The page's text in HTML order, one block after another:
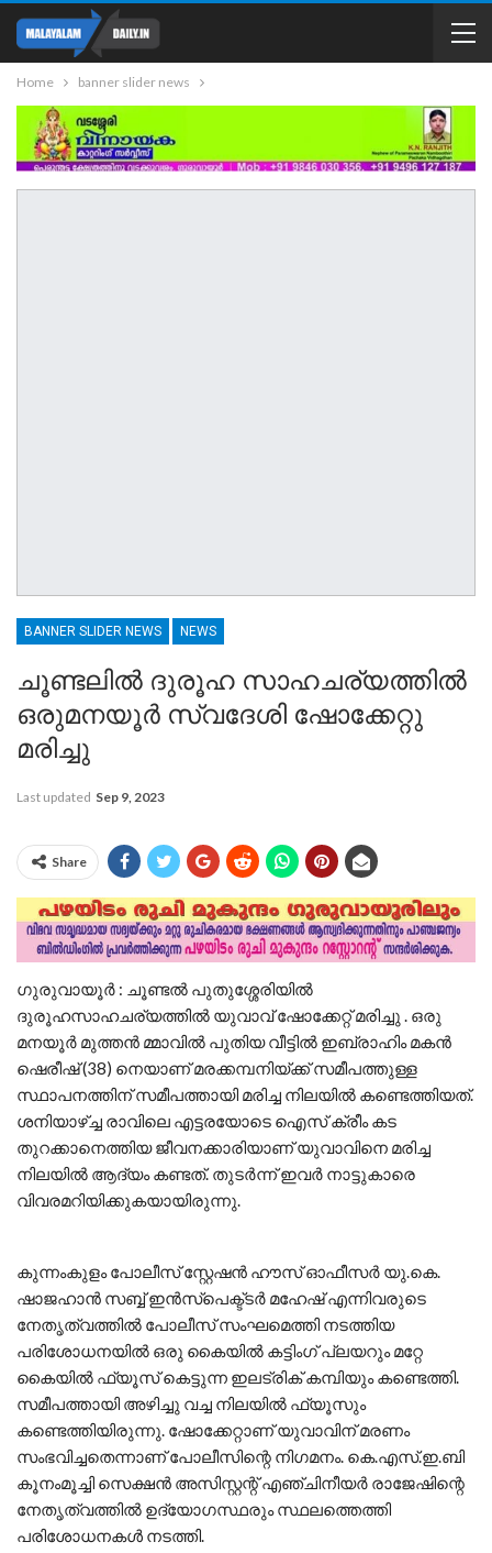
Home banner slider news
BANNER SLIDER NEWS NEWS
ചൂണ്ടലിൽ ദുരൂഹ സാഹചര്യത്തിൽ
ഒരുമനയൂർ സ്വദേശി ഷോക്കേറ്റു
മരിച്ചു
Last updated Sep 9, 2023
Share
ഗുരുവായൂര്‍ : ചൂണ്ടല്‍ പുതുശ്ശേരിയില്‍
ദുരൂഹസാഹചര്യത്തില്‍ യുവാവ് ഷോക്കേറ്റ് മരിച്ചു . ഒരു
മനയൂർ മുത്തൻ മ്മാവിൽ പുതിയ വീട്ടിൽ ഇബ്രാഹിം മകൻ
ഷെരീഷ് (38) നെയാണ് മരക്കമ്പനിയ്ക്ക് സമീപത്തുള്ള
സ്ഥാപനത്തിന് സമീപത്തായി മരിച്ച നിലയില്‍ കണ്ടെത്തിയത്.
ശനിയാഴ്ച്ച രാവിലെ എട്ടരയോടെ ഐസ് ക്രീം കട
തുറക്കാനെത്തിയ ജീവനക്കാരിയാണ് യുവാവിനെ മരിച്ച
നിലയില്‍ ആദ്യം കണ്ടത്. തുടര്‍ന്ന് ഇവര്‍ നാട്ടുകാരെ
വിവരമറിയിക്കുകയായിരുന്നു.
കുന്നംകുളം പോലീസ് സ്റ്റേഷന്‍ ഹൗസ് ഓഫീസര്‍ യു.കെ.
ഷാജഹാന്‍ സബ്ബ് ഇന്‍സ്‌പെക്ട്ടര്‍ മഹേഷ് എന്നിവരുടെ
നേതൃത്വത്തില്‍ പോലീസ് സംഘമെത്തി നടത്തിയ
പരിശോധനയില്‍ ഒരു കൈയില്‍ കട്ടിംഗ് പ്ലയറും മറ്റേ
കൈയില്‍ ഫ്യൂസ് കെട്ടുന്ന ഇലട്രിക് കമ്പിയും കണ്ടെത്തി.
സമീപത്തായി അഴിച്ചു വച്ച നിലയില്‍ ഫ്യൂസും
കണ്ടെത്തിയിരുന്നു. ഷോക്കേറ്റാണ് യുവാവിന് മരണം
സംഭവിച്ചതെന്നാണ് പോലീസിന്റെ നിഗമനം. കെ.എസ്.ഇ.ബി
കൂനംമൂച്ചി സെക്ഷന്‍ അസിസ്റ്റന്റ് എഞ്ചിനീയര്‍ രാജേഷിന്റെ
നേതൃത്വത്തില്‍ ഉദ്യോഗസ്ഥരും സ്ഥലത്തെത്തി
പരിശോധനകള്‍ നടത്തി.